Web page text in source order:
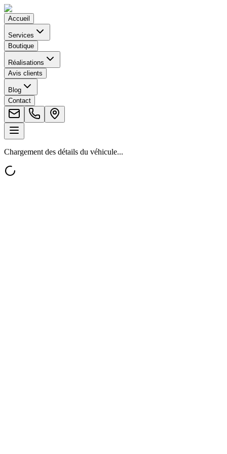
Accueil
Services
Boutique
Réalisations
Avis clients
Blog
Contact
Chargement des détails du véhicule...